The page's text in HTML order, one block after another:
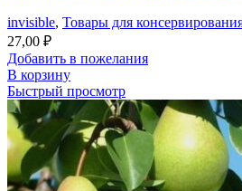
invisible, Товары для
27,00 ₽
Добавить в пожелания
В корзину
Быстрый просмотр